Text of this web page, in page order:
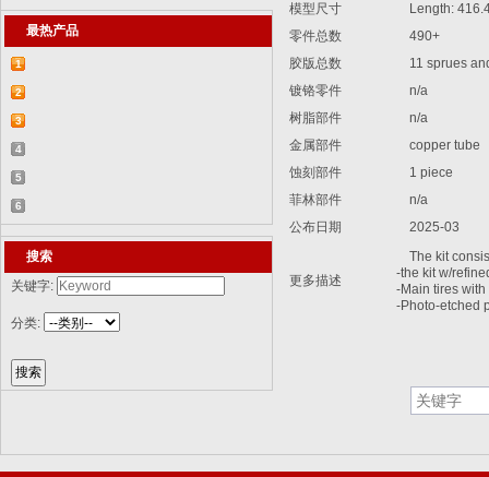
最热产品
1
【2015-07-07】德国BR 52型蒸汽机车
829...
2
【2015-07-06】德国LWS水陆两栖牵引车
82...
3
【2018-08-31】中国ZTL-11轮式装甲突击
车 ...
4
【2015-12-31】加拿大豹2A4M主战坦克
8386...
5
【2014-12-10】俄罗斯KrAZ-255B军用卡
车85...
6
【2014-12-10】以色列阿奇扎里特装甲运
兵...搜索
关键字:
分类:
模型尺寸
Length:
零件总数
490+
胶版总数
11 sprues
镀铬零件
n/a
树脂部件
n/a
金属部件
copper tube
蚀刻部件
1 piece
菲林部件
n/a
公布日期
2025-03
更多描述
The kit
-the kit w/
-Main tires
-Photo-etched